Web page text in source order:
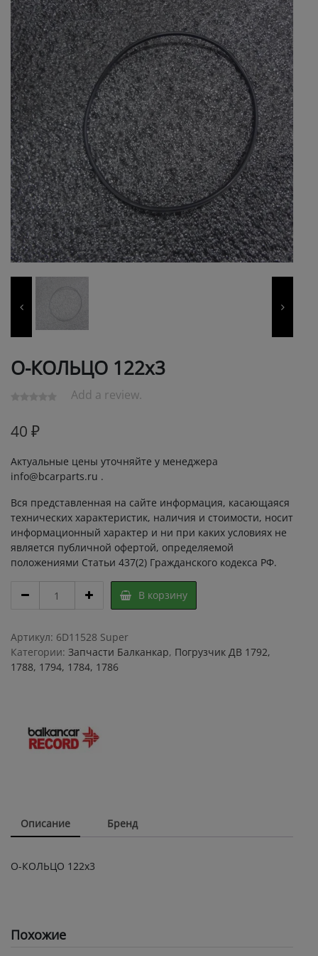
О-КОЛЬЦО 122х3
Add a review.
40 ₽
Актуальные цены уточняйте у менеджера
info@bcarparts.ru .
Вся представленная на сайте информация, касающаяся
технических характеристик, наличия и стоимости, носит
информационный характер и ни при каких условиях не
является публичной офертой, определяемой
положениями Статьи 437(2) Гражданского кодекса РФ.
КОЛЬЦО
quantity
В корзину
Артикул: 6D11528 Super
Категории: Запчасти Балканкар, Погрузчик ДВ 1792,
1788, 1794, 1784, 1786
Описание Бренд
О-КОЛЬЦО 122х3
Похожие